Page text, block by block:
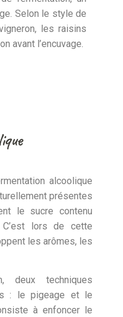
Selon le style de
les raisins
avant l’encuvage.
alcoolique
présentes
le sucre contenu
lors de cette
les arômes, les
deux techniques
: le pigeage et le
à enfoncer le